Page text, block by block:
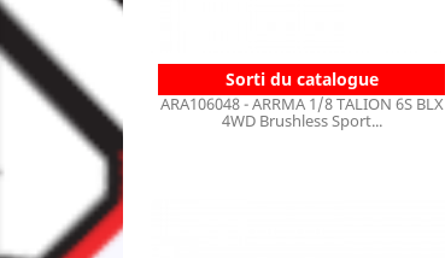
Sorti du catalogue
ARA106048 - ARRMA 1/8 TALION 6S BLX
4WD Brushless Sport...